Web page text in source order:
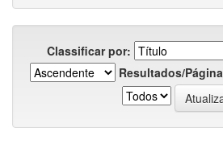
Classificar por:
Resultados/Página